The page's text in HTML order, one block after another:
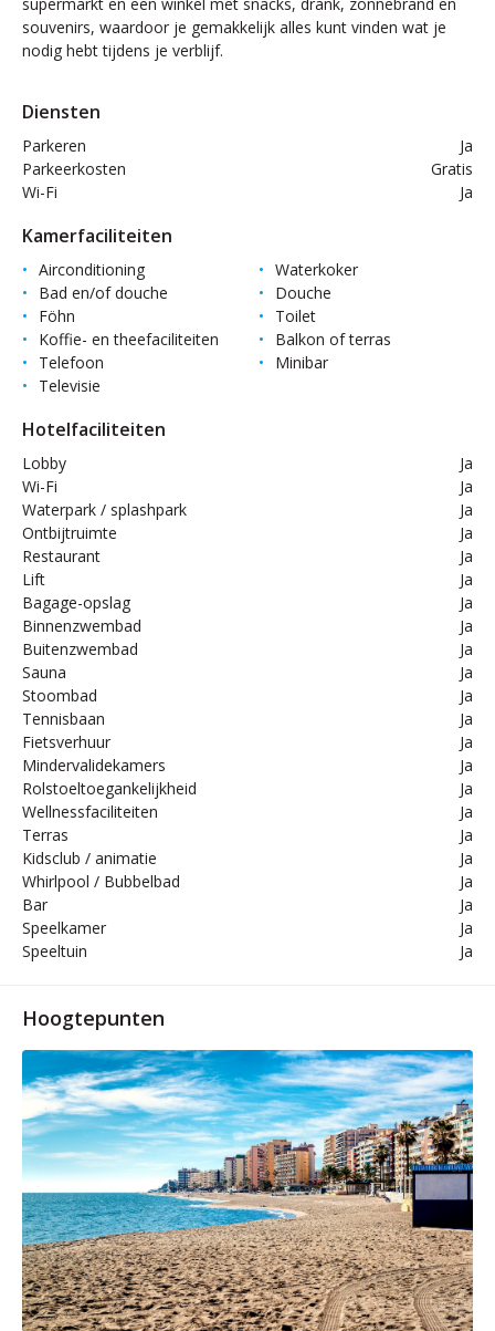
souvenirs, waardoor je gemakkelijk alles kunt vinden wat je
nodig hebt tijdens je verblijf.
Diensten
Parkeren
Ja
Parkeerkosten
Gratis
Wi-Fi
Ja
Kamerfaciliteiten
Airconditioning
Waterkoker
Bad en/of douche
Douche
Föhn
Toilet
Koffie- en theefaciliteiten
Balkon of terras
Telefoon
Minibar
Televisie
Hotelfaciliteiten
Lobby
Ja
Wi-Fi
Ja
Waterpark / splashpark
Ja
Ontbijtruimte
Ja
Restaurant
Ja
Lift
Ja
Bagage-opslag
Ja
Binnenzwembad
Ja
Buitenzwembad
Ja
Sauna
Ja
Stoombad
Ja
Tennisbaan
Ja
Fietsverhuur
Ja
Mindervalidekamers
Ja
Rolstoeltoegankelijkheid
Ja
Wellnessfaciliteiten
Ja
Terras
Ja
Kidsclub / animatie
Ja
Whirlpool / Bubbelbad
Ja
Bar
Ja
Speelkamer
Ja
Speeltuin
Ja
Hoogtepunten